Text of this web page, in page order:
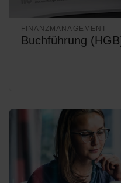
FINANZMANAGEMENT
Buchführung